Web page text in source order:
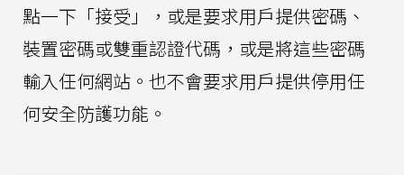
點一下「接受」，或是要求用戶提供密碼、
裝置密碼或雙重認證代碼，或是將這些密碼
輸入任何網站。也不會要求用戶提供停用任
何安全防護功能。